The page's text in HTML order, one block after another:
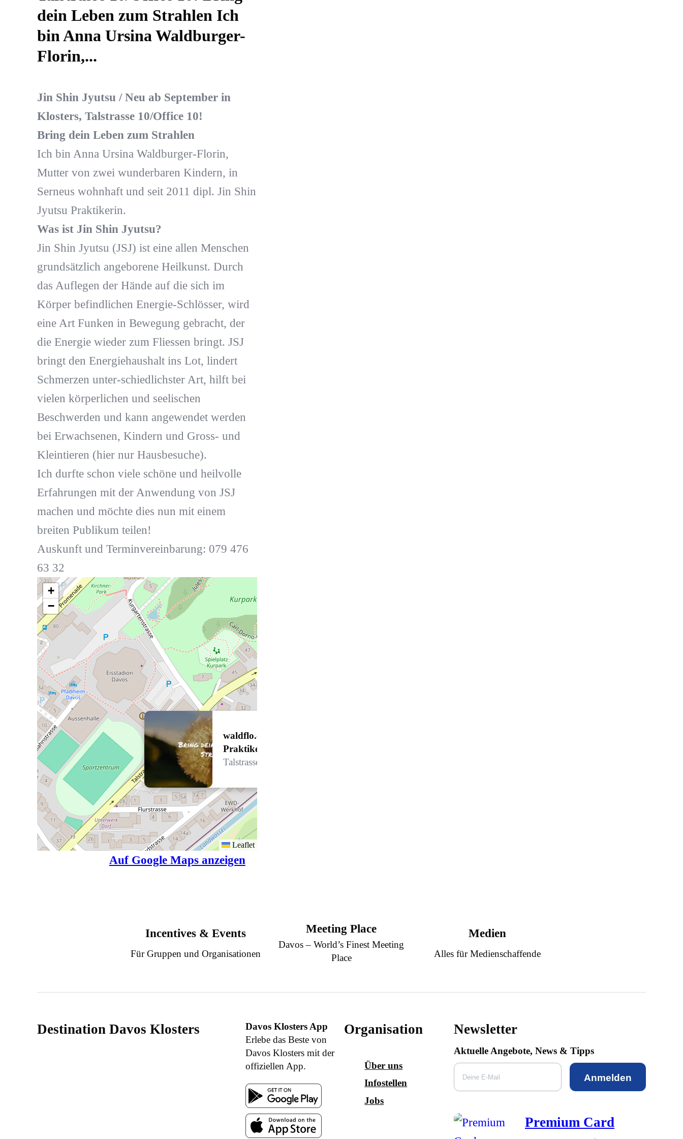
dein Leben zum Strahlen Ich
bin Anna Ursina Waldburger-
Florin,...
Jin Shin Jyutsu / Neu ab September in
Klosters, Talstrasse 10/Office 10!
Bring dein Leben zum Strahlen
Ich bin Anna Ursina Waldburger-Florin,
Mutter von zwei wunderbaren Kindern, in
Serneus wohnhaft und seit 2011 dipl. Jin Shin
Jyutsu Praktikerin.
Was ist Jin Shin Jyutsu?
Jin Shin Jyutsu (JSJ) ist eine allen Menschen
grundsätzlich angeborene Heilkunst. Durch
das Auflegen der Hände auf die sich im
Körper befindlichen Energie-Schlösser, wird
eine Art Funken in Bewegung gebracht, der
die Energie wieder zum Fliessen bringt. JSJ
bringt den Energiehaushalt ins Lot, lindert
Schmerzen unter-schiedlichster Art, hilft bei
vielen körperlichen und seelischen
Beschwerden und kann angewendet werden
bei Erwachsenen, Kindern und Gross- und
Kleintieren (hier nur Hausbesuche).
Ich durfte schon viele schöne und heilvolle
Erfahrungen mit der Anwendung von JSJ
machen und möchte dies nun mit einem
breiten Publikum teilen!
Auskunft und Terminvereinbarung: 079 476
63 32
waldflo.ch, Jin Shin Jyutsu
Praktikerin und Elevation Coach
Talstrasse 10, 7250 Klosters
+
−
Leaflet
Auf Google Maps anzeigen
Incentives & Events
Für Gruppen und Organisationen
Meeting Place
Davos – World’s Finest Meeting
Place
Medien
Alles für Medienschaffende
Destination Davos Klosters
Davos Klosters App
Erlebe das Beste von
Davos Klosters mit der
offiziellen App.
Organisation
Über uns
Infostellen
Jobs
Newsletter
Aktuelle Angebote, News & Tipps
Anmelden
Premium Card